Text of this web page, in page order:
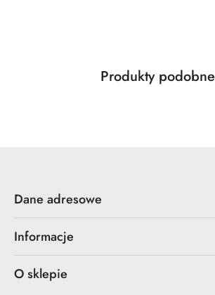
Pomiń karuzelę produktów
Produkty
Produkty podobne
Dane adresowe
Informacje
O sklepie